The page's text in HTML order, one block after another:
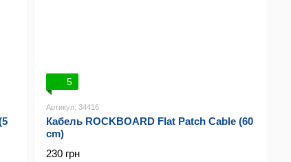
5
Артикул: 34416
Кабель ROCKBOARD Flat Patch Cable (60
cm)
230 грн